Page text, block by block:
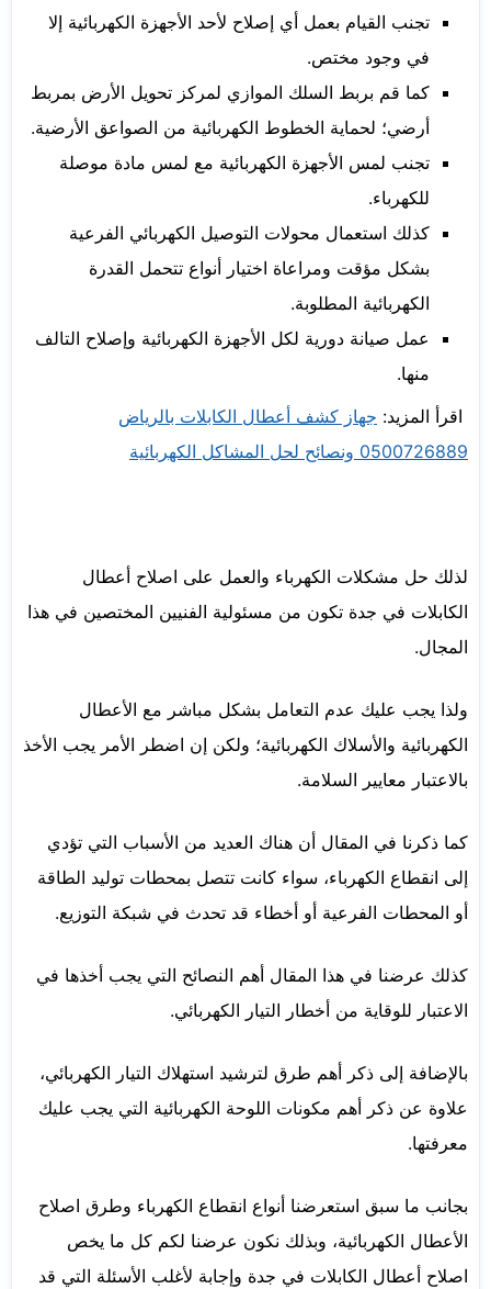
تجنب القيام بعمل أي إصلاح لأحد الأجهزة الكهربائية إلا
في وجود مختص.
كما قم بربط السلك الموازي لمركز تحويل الأرض بمربط
أرضي؛ لحماية الخطوط الكهربائية من الصواعق الأرضية.
تجنب لمس الأجهزة الكهربائية مع لمس مادة موصلة
للكهرباء.
كذلك استعمال محولات التوصيل الكهربائي الفرعية
بشكل مؤقت ومراعاة اختيار أنواع تتحمل القدرة
الكهربائية المطلوبة.
عمل صيانة دورية لكل الأجهزة الكهربائية وإصلاح التالف
منها.
اقرأ المزيد: جهاز كشف أعطال الكابلات بالرياض
0500726889 ونصائح لحل المشاكل الكهربائية
لذلك حل مشكلات الكهرباء والعمل على اصلاح أعطال
الكابلات في جدة تكون من مسئولية الفنيين المختصين في هذا
المجال.
ولذا يجب عليك عدم التعامل بشكل مباشر مع الأعطال
الكهربائية والأسلاك الكهربائية؛ ولكن إن اضطر الأمر يجب الأخذ
بالاعتبار معايير السلامة.
كما ذكرنا في المقال أن هناك العديد من الأسباب التي تؤدي
إلى انقطاع الكهرباء، سواء كانت تتصل بمحطات توليد الطاقة
أو المحطات الفرعية أو أخطاء قد تحدث في شبكة التوزيع.
كذلك عرضنا في هذا المقال أهم النصائح التي يجب أخذها في
الاعتبار للوقاية من أخطار التيار الكهربائي.
بالإضافة إلى ذكر أهم طرق لترشيد استهلاك التيار الكهربائي،
علاوة عن ذكر أهم مكونات اللوحة الكهربائية التي يجب عليك
معرفتها.
بجانب ما سبق استعرضنا أنواع انقطاع الكهرباء وطرق اصلاح
الأعطال الكهربائية، وبذلك نكون عرضنا لكم كل ما يخص
اصلاح أعطال الكابلات في جدة وإجابة لأغلب الأسئلة التي قد